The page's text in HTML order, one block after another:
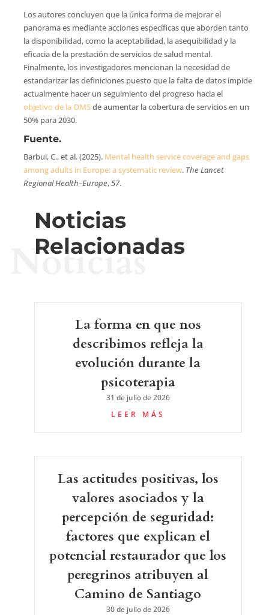
Los autores concluyen que la única forma de mejorar el
panorama es mediante acciones específicas que aborden tanto
la disponibilidad, como la aceptabilidad, la asequibilidad y la
eficacia de la prestación de servicios de salud mental.
Finalmente, los investigadores mencionan la necesidad de
estandarizar las definiciones puesto que la falta de datos impide
actualmente hacer un seguimiento del progreso hacia el
objetivo de la OMSde aumentar la cobertura de servicios en un
50% para 2030.
Fuente.
Barbui, C., et al. (2025). Mental health service coverage and gaps
among adults in Europe: a systematic review. The Lancet
Regional Health–Europe,57.
Noticias
Relacionadas
Noticias
La forma en que nos
describimos refleja la
evolución durante la
psicoterapia
31 de julio de 2026
LEER MÁS
Las actitudes positivas, los
valores asociados y la
percepción de seguridad:
factores que explican el
potencial restaurador que los
peregrinos atribuyen al
Camino de Santiago
30 de julio de 2026